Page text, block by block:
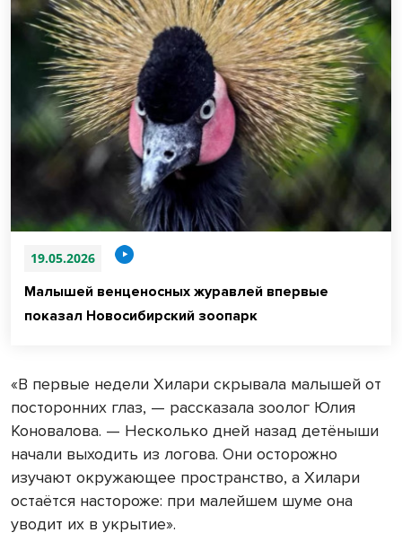
19.05.2026
Малышей венценосных журавлей впервые
показал Новосибирский зоопарк
«В первые недели Хилари скрывала малышей от
посторонних глаз, — рассказала зоолог Юлия
Коновалова. — Несколько дней назад детёныши
начали выходить из логова. Они осторожно
изучают окружающее пространство, а Хилари
остаётся настороже: при малейшем шуме она
уводит их в укрытие».